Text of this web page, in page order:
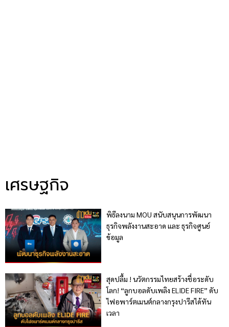
เศรษฐกิจ
พิธีลงนาม MOU สนับสนุนการพัฒนา
ธุรกิจพลังงานสะอาด และ ธุรกิจศูนย์
ข้อมูล
สุดปลื้ม ! นวัตกรรมไทยสร้างชื่อระดับ
โลก! “ลูกบอลดับเพลิง ELIDE FIRE” ดับ
ไฟอพาร์ตเมนต์กลางกรุงปารีสได้ทัน
เวลา